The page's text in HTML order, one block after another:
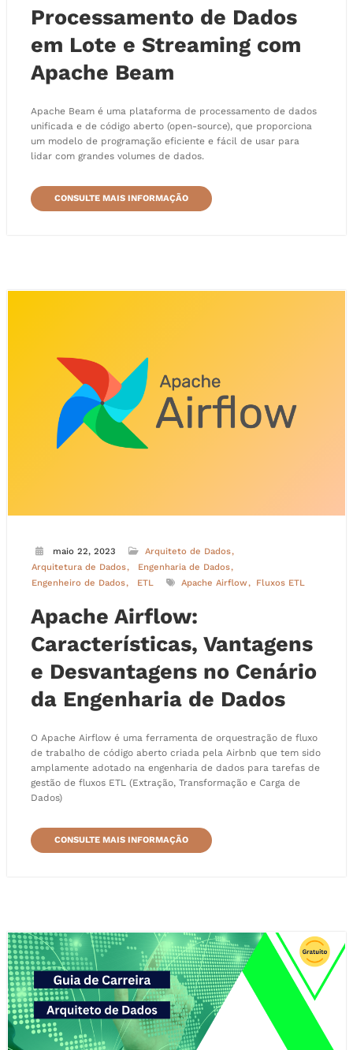
Processamento de Dados
em Lote e Streaming com
Apache Beam
Apache Beam é uma plataforma de processamento de dados
unificada e de código aberto (open-source), que proporciona
um modelo de programação eficiente e fácil de usar para
lidar com grandes volumes de dados.
CONSULTE MAIS INFORMAÇÃO
maio 22, 2023
Arquiteto de Dados
Arquitetura de Dados
Engenharia de Dados
Engenheiro de Dados
ETL Apache Airflow Fluxos ETL
Apache Airflow:
Características, Vantagens
e Desvantagens no Cenário
da Engenharia de Dados
O Apache Airflow é uma ferramenta de orquestração de fluxo
de trabalho de código aberto criada pela Airbnb que tem sido
amplamente adotado na engenharia de dados para tarefas de
gestão de fluxos ETL (Extração, Transformação e Carga de
Dados)
CONSULTE MAIS INFORMAÇÃO